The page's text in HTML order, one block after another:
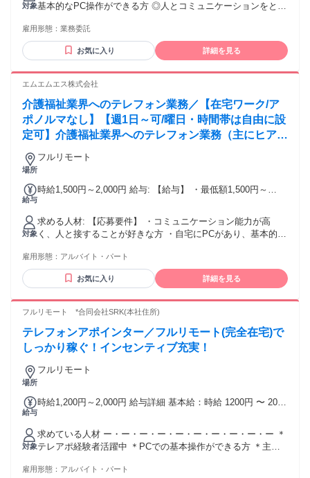
対象基本的なPC操作ができる方 ◎人とコミュニケーションをとる
雇用形態： 業務委託
お気に入り 詳細を見る
エムエムエス株式会社
介護福祉業界へのテレフォン業務／【在宅ワーク/ア
ポノルマなし】【週1日～可/曜日・時間帯は自由に設
定可】介護福祉業界へのテレフォン業務（主にヒアリ
ング、商品案内）
場所
フルリモート
給与
時給1,500円～2,000円 給与: 【給与】 ・最低額1,500円～
て） ・給与モデル： 1年目 1,500円→1,600円にUP! 2年目
1,600円→1,700円にUP! 3年目 1,700円→1,800円にUP! 【イ
ンセンティブ】 ・成果に応じたインセンティブあり（1件あた
り50,000～100,000円） ※詳細は面接時にご説明いたします
を獲得しています。
対象
求める人材: 【応募要件】 ・コミュニケーション能力が高
く、人と接することが好きな方 ・自宅にPCがあり、基本的な
る等、安定した作業環境、通信環境を用意できる方 【歓迎資
格・経験など】 ・テレフォンアポインターの経験がおありに
なる方 ・介護施設、病院、薬局などでの業務経験がおありに
ありになる方 ＜この仕事に向いている方＞ ・在宅でも自己管
で考え行動改善し、成果を上げられる ・架電件数に向き合
い、改善しながらやり切れる ・断られても切り替えて、行動
行える ＜ミスマッチになりやすい方＞ ・指示がないと動きに
とが強いストレスになりやすい ・仕事中の中断が多く、安定
した稼働をつくりにくい トークスクリプト、FAQを読むだけ
み立てや、改善を回す姿勢が必要です。
雇用形態： アルバイト・パート
お気に入り 詳細を見る
フルリモート *合同会社SRK(本社住所)
テレフォンアポインター／フルリモート(完全在宅)で
しっかり稼ぐ！インセンティブ充実！
場所
フルリモート
給与
時給1,200円～2,000円 給与詳細 基本給：時給 1200円 〜 2000
対象
求めている人材 ー・ー・ー・ー・ー・ー・ー・ー・ー・ー ＊
テレアポ経験者活躍中 ＊PCでの基本操作ができる方 ＊主婦
ールセンターや営業、 テレアポなど発信業務経験者は大歓
雇用形態： アルバイト・パート